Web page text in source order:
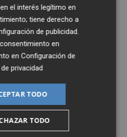
de producción
reciclado utilizado
proviene de
que son procesados y
la necesidad de
y disminuye el
energía. De manera
de botellas de
el interés legítimo en
tiene derecho a
de publicidad
en
enConfiguración de
privacidad
TODO
TODO